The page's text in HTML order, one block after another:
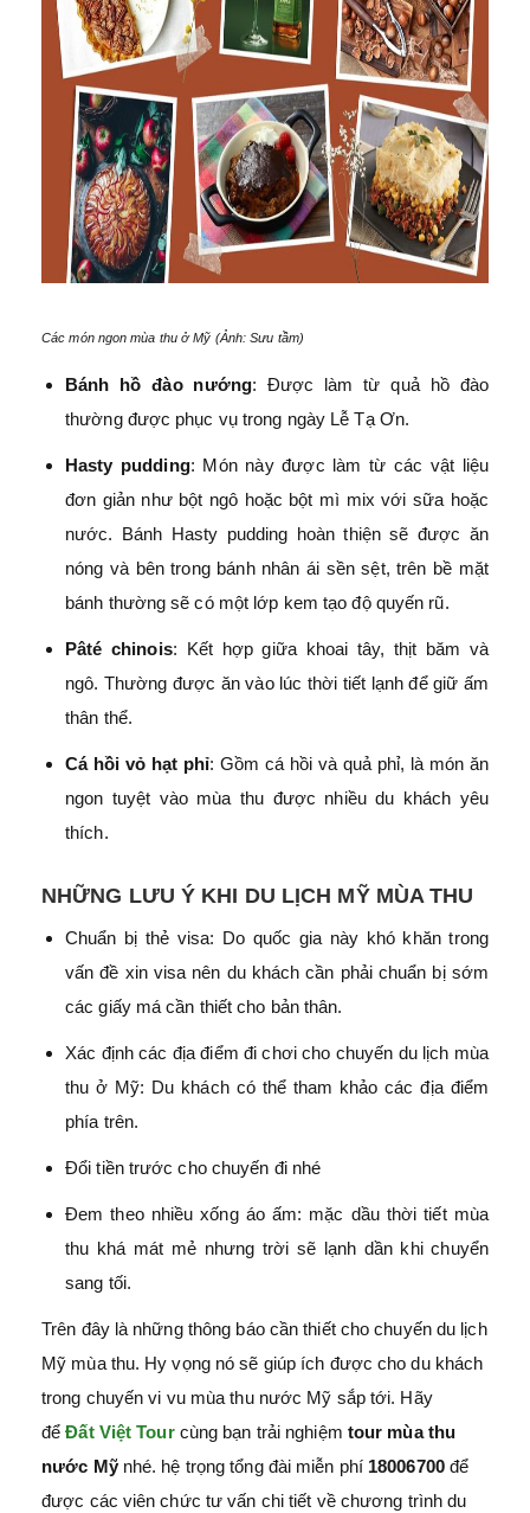
Các món ngon mùa thu ở Mỹ (Ảnh: Sưu tầm)
Bánh hồ đào nướng: Được làm từ quả hồ đào
thường được phục vụ trong ngày Lễ Tạ Ơn.
Hasty pudding: Món này được làm từ các vật liệu
đơn giản như bột ngô hoặc bột mì mix với sữa hoặc
nước. Bánh Hasty pudding hoàn thiện sẽ được ăn
nóng và bên trong bánh nhân ái sền sệt, trên bề mặt
bánh thường sẽ có một lớp kem tạo độ quyến rũ.
Pâté chinois: Kết hợp giữa khoai tây, thịt băm và
ngô. Thường được ăn vào lúc thời tiết lạnh để giữ ấm
thân thể.
Cá hồi vỏ hạt phỉ: Gồm cá hồi và quả phỉ, là món ăn
ngon tuyệt vào mùa thu được nhiều du khách yêu
thích.
NHỮNG LƯU Ý KHI DU LỊCH MỸ MÙA THU
Chuẩn bị thẻ visa: Do quốc gia này khó khăn trong
vấn đề xin visa nên du khách cần phải chuẩn bị sớm
các giấy má cần thiết cho bản thân.
Xác định các địa điểm đi chơi cho chuyến du lịch mùa
thu ở Mỹ: Du khách có thể tham khảo các địa điểm
phía trên.
Đổi tiền trước cho chuyến đi nhé
Đem theo nhiều xống áo ấm: mặc dầu thời tiết mùa
thu khá mát mẻ nhưng trời sẽ lạnh dần khi chuyển
sang tối.
Trên đây là những thông báo cần thiết cho chuyến du lịch
Mỹ mùa thu. Hy vọng nó sẽ giúp ích được cho du khách
trong chuyến vi vu mùa thu nước Mỹ sắp tới. Hãy
để Đất Việt Tour cùng bạn trải nghiệm tour mùa thu
nước Mỹ nhé. hệ trọng tổng đài miễn phí 18006700 để
được các viên chức tư vấn chi tiết về chương trình du